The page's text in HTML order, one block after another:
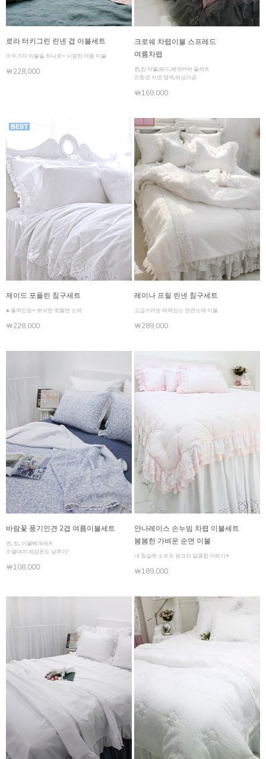
로라 터키그린 린넨 겹 이불세트
※두가지 이불을 하나로~ 시원한 여름 이불
￦228,000
크로쉐 차렵이불 스프레드
여름차렵
퀸,킹 이불,패드,베개커버 풀세트
친환경 자연 염색,워싱가공
￦169,000
제이드 포플린 침구세트
♣ 풀먹인듯~ 뽀삭한 호텔면 소재
￦228,000
레이나 프릴 린넨 침구세트
고급스러운 매력있는 천연소재 이불
￦289,000
바람꽃 풍기인견 2겹 여름이불세트
퀸, 킹, 이불베개세트
※열대야 체감온도 낮추기!
￦108,000
안나레이스 손누빔 차렵 이불세트
봄봄한 가벼운 순면 이불
내 침실에 소프트 핑크의 달콤함 더하기+
￦189,000